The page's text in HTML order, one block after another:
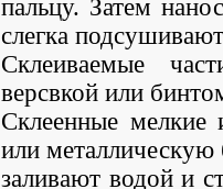
пальцу. Затем
слегка
Склеиваемые
версвкой или
Склеенные
или металлическую
заливают водой и